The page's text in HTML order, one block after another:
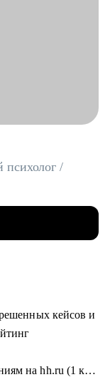
психолог /
кейсов и
на hh.ru (1 кв.